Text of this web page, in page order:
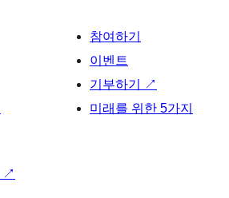
참여하기
이벤트
기부하기
↗
미래를 위한 5가지
↗